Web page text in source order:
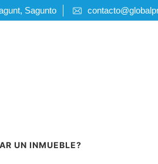
Sagunto
UN INMUEBLE?